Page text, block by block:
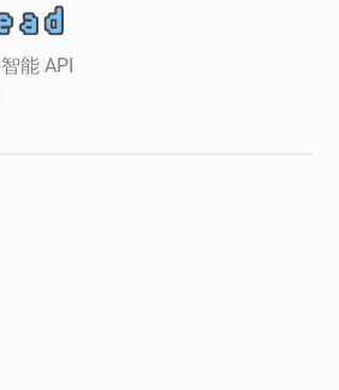
能 API